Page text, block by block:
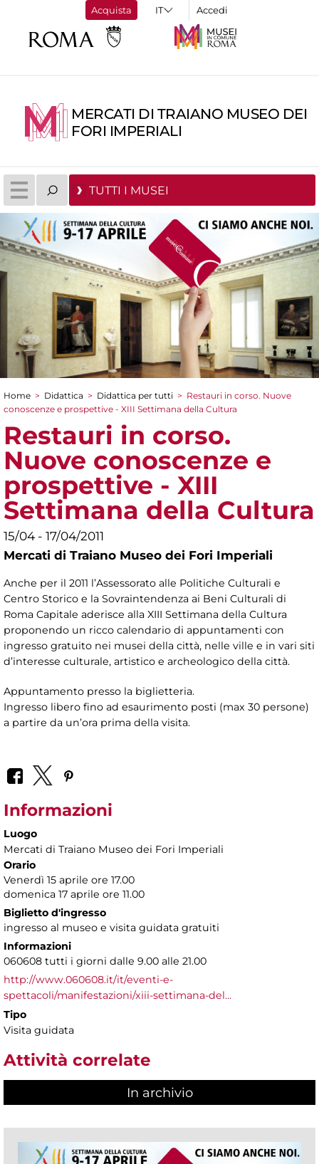
Acquista Accedi
MERCATI DI TRAIANO MUSEO DEI
FORI IMPERIALI
TUTTI I MUSEI
Tu sei qui
Home > Didattica > Didattica per tutti > Restauri in corso. Nuove
conoscenze e prospettive - XIII Settimana della Cultura
Restauri in corso.
Nuove conoscenze e
prospettive - XIII
Settimana della Cultura
15/04 - 17/04/2011
Mercati di Traiano Museo dei Fori Imperiali
Anche per il 2011 l’Assessorato alle Politiche Culturali e
Centro Storico e la Sovraintendenza ai Beni Culturali di
Roma Capitale aderisce alla XIII Settimana della Cultura
proponendo un ricco calendario di appuntamenti con
ingresso gratuito nei musei della città, nelle ville e in vari siti
d’interesse culturale, artistico e archeologico della città.
Appuntamento presso la biglietteria.
Ingresso libero fino ad esaurimento posti (max 30 persone)
a partire da un’ora prima della visita.
Informazioni
Luogo
Mercati di Traiano Museo dei Fori Imperiali
Orario
Venerdì 15 aprile ore 17.00
domenica 17 aprile ore 11.00
Biglietto d'ingresso
ingresso al museo e visita guidata gratuiti
Informazioni
060608 tutti i giorni dalle 9.00 alle 21.00
http://www.060608.it/it/eventi-e-
spettacoli/manifestazioni/xiii-settimana-del...
Tipo
Visita guidata
Attività correlate
In archivio